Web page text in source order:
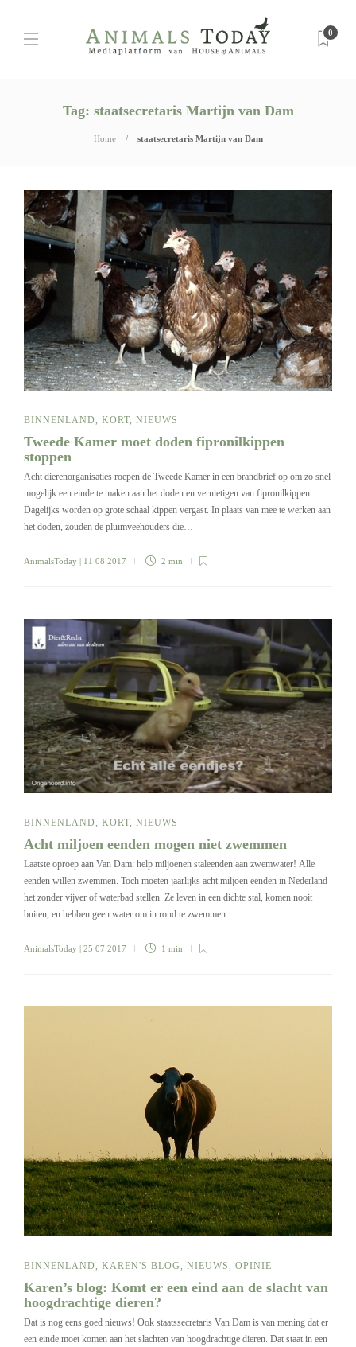
0
Tag: staatsecretaris Martijn van Dam
Home staatsecretaris Martijn van Dam
BINNENLAND, KORT, NIEUWS
Tweede Kamer moet doden fipronilkippen
stoppen
Acht dierenorganisaties roepen de Tweede Kamer in een brandbrief op om zo snel
mogelijk een einde te maken aan het doden en vernietigen van fipronilkippen.
Dagelijks worden op grote schaal kippen vergast. In plaats van mee te werken aan
het doden, zouden de pluimveehouders die…
AnimalsToday | 11 08 2017 2 min
BINNENLAND KORT NIEUWS
Acht miljoen eenden mogen niet zwemmen
Laatste oproep aan Van Dam: help miljoenen staleenden aan zwemwater! Alle
eenden willen zwemmen. Toch moeten jaarlijks acht miljoen eenden in Nederland
het zonder vijver of waterbad stellen. Ze leven in een dichte stal, komen nooit
buiten, en hebben geen water om in rond te zwemmen…
AnimalsToday | 25 07 2017 1 min
BINNENLAND, KAREN'S BLOG, NIEUWS, OPINIE
Karen’s blog: Komt er een eind aan de slacht van
hoogdrachtige dieren?
Dat is nog eens goed nieuws! Ook staatssecretaris Van Dam is van mening dat er
een einde moet komen aan het slachten van hoogdrachtige dieren. Dat staat in een